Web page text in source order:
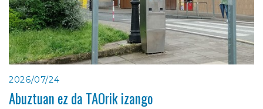
2026/07/24
Abuztuan ez da TAOrik izango